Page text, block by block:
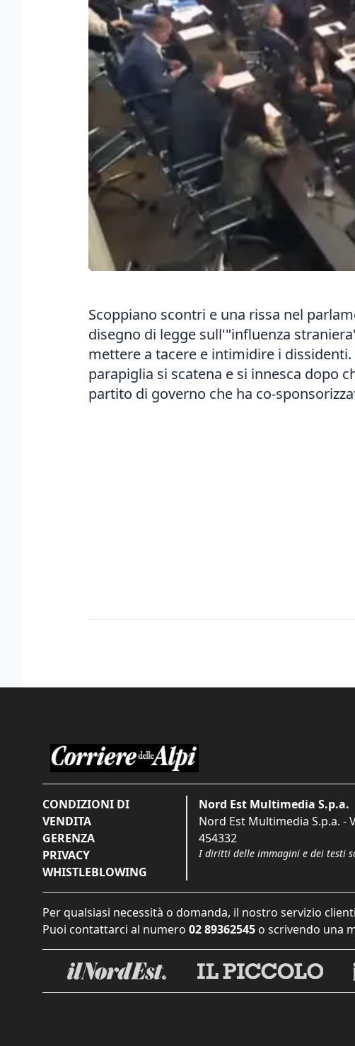
Scoppiano scontri e una rissa nel
disegno di legge sull'"influenza
mettere a tacere e intimidire i
parapiglia si scatena e si innesca dopo
partito di governo che ha co-
CONDIZIONI DI
VENDITA
GERENZA
PRIVACY
WHISTLEBLOWING
Nord Est Multimedia S.p.a.
Nord Est Multimedia S.p.a. -
454332
I diritti delle immagini e dei testi
Per qualsiasi necessità o domanda, il nostro servizio
Puoi contattarci al numero 02 89362545 o scrivendo una